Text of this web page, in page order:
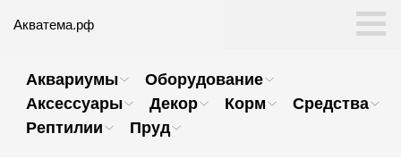
Акватема.рф
Аквариумы
Оборудование
Аксессуары
Декор Корм
Средства
Рептилии
Пруд